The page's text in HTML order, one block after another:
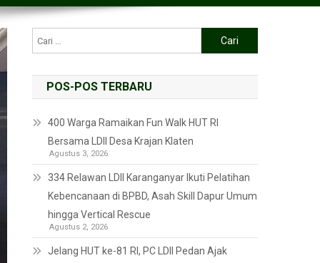
POS-POS TERBARU
400 Warga Ramaikan Fun Walk HUT RI
Bersama LDII Desa Krajan Klaten
Agustus 3, 2026
334 Relawan LDII Karanganyar Ikuti Pelatihan
Kebencanaan di BPBD, Asah Skill Dapur Umum
hingga Vertical Rescue
Agustus 2, 2026
Jelang HUT ke-81 RI, PC LDII Pedan Ajak